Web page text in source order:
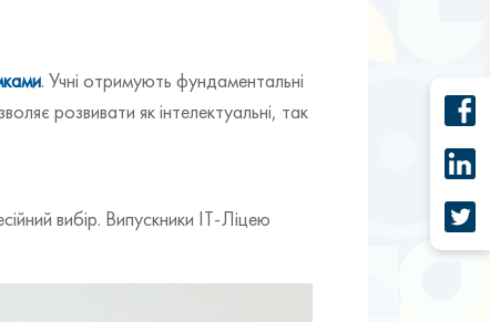
. Учні отримують фундаментальні
розвивати як інтелектуальні, так
вибір. Випускники ІТ-Ліцею